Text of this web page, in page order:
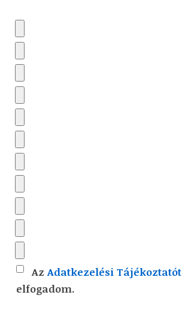
AzAdatkezelési Tájékoztatót
elfogadom.